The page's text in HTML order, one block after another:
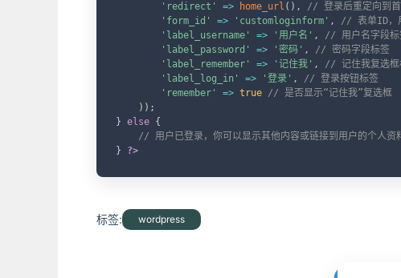
'redirect'
=> home_url ( ) ,
// 登录后重定向到首
'form_id'
=> 'customloginform' ,
// 表单ID，
'label_username'
=> '用户名' ,
// 用户名字段标
'label_password'
=> '密码' ,
// 密码字段标签
'label_remember'
=> '记住我' ,
// 记住我复选框
'label_log_in'
=> '登录' ,
// 登录按钮标签
'remember'
=> true // 是否显示“记住我”复选框
) ) ;
} else {
// 用户已登录，你可以显示其他内容或链接到用户的个人资
}
?>
标签: wordpress